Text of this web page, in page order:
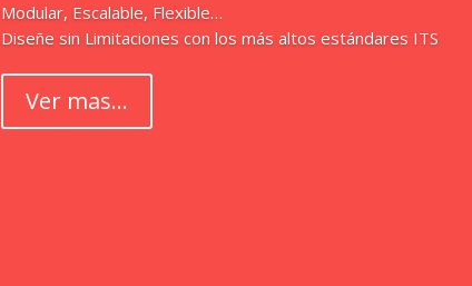
Modular, Escalable, Flexible…
Diseñe sin Limitaciones con los más altos estándares ITS
Ver mas...